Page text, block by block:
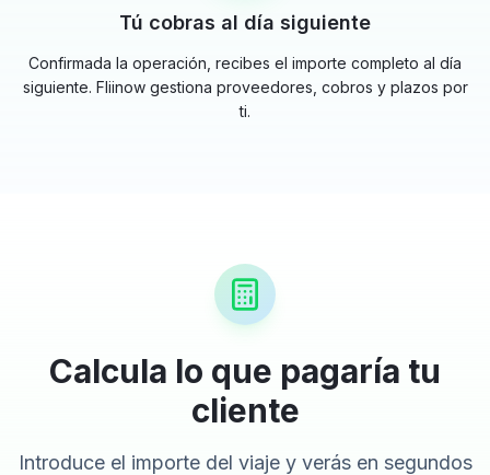
Tú cobras al día siguiente
Confirmada la operación, recibes el importe completo al día
siguiente. Fliinow gestiona proveedores, cobros y plazos por
ti.
Calcula lo que pagaría tu
cliente
Introduce el importe del viaje y verás en segundos